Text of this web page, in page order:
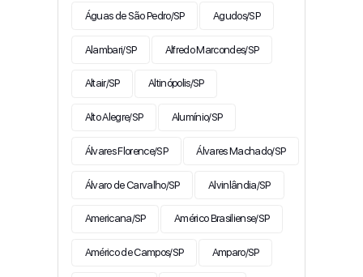
Águas de São Pedro/SP Agudos/SP
Alambari/SP Alfredo Marcondes/SP
Altair/SP Altinópolis/SP
Alto Alegre/SP Alumínio/SP
Álvares Florence/SP Álvares Machado/SP
Álvaro de Carvalho/SP Alvinlândia/SP
Americana/SP Américo Brasiliense/SP
Américo de Campos/SP Amparo/SP